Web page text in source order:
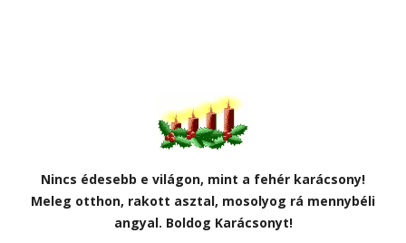
Nincs édesebb e világon, mint a fehér karácsony!
Meleg otthon, rakott asztal, mosolyog rá mennybéli
angyal. Boldog Karácsonyt!